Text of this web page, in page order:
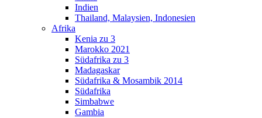
Indien
Thailand, Malaysien, Indonesien
Afrika
Kenia zu 3
Marokko 2021
Südafrika zu 3
Madagaskar
Südafrika & Mosambik 2014
Südafrika
Simbabwe
Gambia